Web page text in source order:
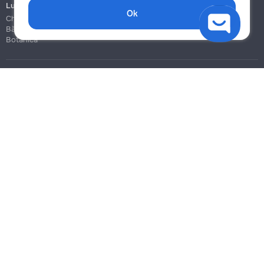
Ok
Lucrări de construcție și instalare
Chișinău
Bălți
Botanica